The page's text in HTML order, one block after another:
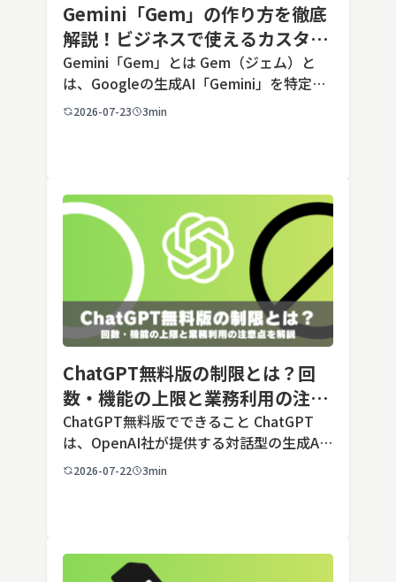
Gemini「Gem」の作り方を徹底
解説！ビジネスで使えるカスタム
AIの設定手順と活用例
Gemini「Gem」とは Gem（ジェム）と
は、Googleの生成AI「Gemini」を特定の
用途に合わせてカスタマイズできる機能で
2026-07-23 3min
ChatGPT無料版の制限とは？回
数・機能の上限と業務利用の注意
点を解説【2026年最新】
ChatGPT無料版でできること ChatGPT
は、OpenAI社が提供する対話型の生成AI
サービスです。アカウントを登録すれば無
2026-07-22 3min